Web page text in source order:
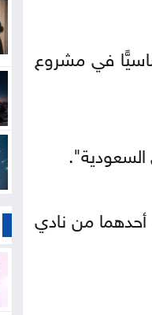
في مشروع
من نادي